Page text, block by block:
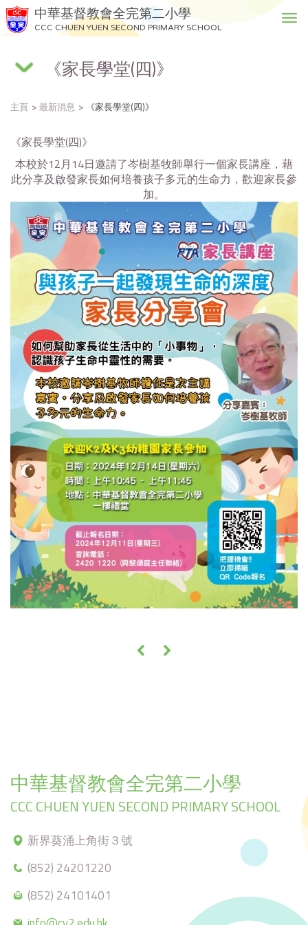
中華基督教會全完第二小學
CCC CHUEN YUEN SECOND PRIMARY SCHOOL
T
i
g
a
t
o
《家長學堂(四)》
主頁 最新消息 《家長學堂(四)》
《家長學堂(四)》
本校於12月14日邀請了岑樹基牧師舉行一個家長講座，藉
此分享及啟發家長如何培養孩子多元的生命力，歡迎家長參
加。
« »
中華基督教會全完第二小學
CCC CHUEN YUEN SECOND PRIMARY SCHOOL
新界葵涌上角街３號
(852) 24201220
(852) 24101401